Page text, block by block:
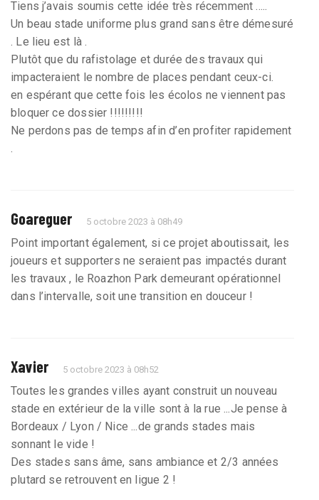
Tiens j’avais soumis cette idée très récemment .....
Un beau stade uniforme plus grand sans être démesuré
. Le lieu est là .
Plutôt que du rafistolage et durée des travaux qui
impacteraient le nombre de places pendant ceux-ci.
en espérant que cette fois les écolos ne viennent pas
bloquer ce dossier !!!!!!!!!
Ne perdons pas de temps afin d’en profiter rapidement
Goareguer 5 octobre 2023 à 08h49
Point important également, si ce projet aboutissait, les
joueurs et supporters ne seraient pas impactés durant
les travaux , le Roazhon Park demeurant opérationnel
dans l’intervalle, soit une transition en douceur !
Xavier 5 octobre 2023 à 08h52
Toutes les grandes villes ayant construit un nouveau
stade en extérieur de la ville sont à la rue ...Je pense à
Bordeaux / Lyon / Nice ...de grands stades mais
sonnant le vide !
Des stades sans âme, sans ambiance et 2/3 années
plutard se retrouvent en ligue 2 !